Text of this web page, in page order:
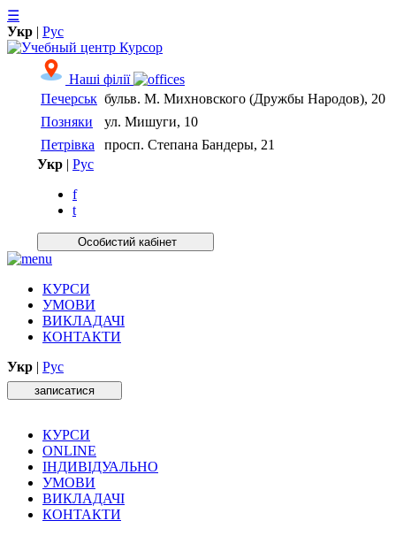
☰
Укр | Рус
Нашi фiлiї
Печерськ бульв. М. Михновского (Дружбы Народов), 20
Позняки
ул. Мишуги, 10
Петрівка
просп. Степана Бандеры, 21
Укр | Рус
f
t
Особистий кабiнет
КУРСИ
УМОВИ
ВИКЛАДАЧІ
КОНТАКТИ
Укр | Рус
записатися
КУРСИ
ONLINE
ІНДИВІДУАЛЬНО
УМОВИ
ВИКЛАДАЧІ
КОНТАКТИ